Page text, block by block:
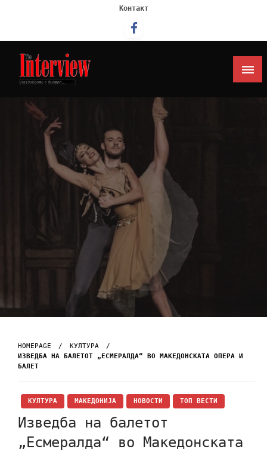
Контакт
Интервју
HOMEPAGE
КУЛТУРА
ИЗВЕДБА НА БАЛЕТОТ „ЕСМЕРАЛДА“ ВО МАКЕДОНСКАТА ОПЕРА И
БАЛЕТ
КУЛТУРА МАКЕДОНИЈА НОВОСТИ ТОП ВЕСТИ
Изведба на балетот
„Есмералда“ во Македонската